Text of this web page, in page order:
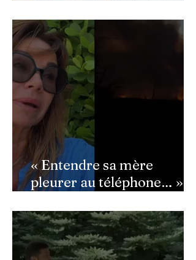
semé la panique dans son
équipe
« Entendre sa mère
pleurer au téléphone… » :
bouleversée par les
incendies du Cap-Ferret,
son témoignage poignant